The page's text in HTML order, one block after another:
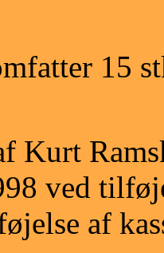
15
Kurt
ved
af